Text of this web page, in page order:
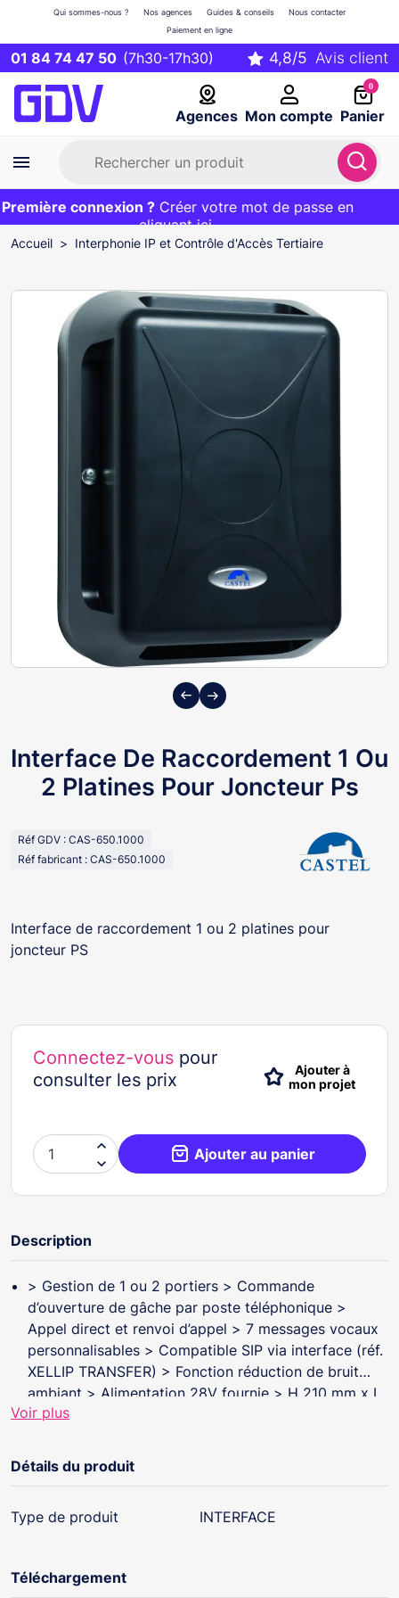
01 84 74 47 50 (7h30-17h30)
Agences Mon compte
Qui sommes-nous ? Nos agences Guides & conseils
Nous contacter
Paiement en ligne
0
Panier
Première commande ?20€ OFFERT sur votre panier
et livraison 24/48h gratuite avec le codeBIENVENUE
connexion ? Créer votre mot de passe en
cliquant ici
EXCLU WEB :
Accueil Interphonie IP et Contrôle d'Accès Tertiaire
Previous
Next
Interface De Raccordement 1 Ou
2 Platines Pour Joncteur Ps
Réf GDV : CAS-650.1000
Réf fabricant : CAS-650.1000
Interface de raccordement 1 ou 2 platines pour
joncteur PS
Connectez-vous pour
consulter les prix
Ajouter à
mon projet

 Ajouter au panier
Description
> Gestion de 1 ou 2 portiers > Commande
d’ouverture de gâche par poste téléphonique >
Appel direct et renvoi d’appel > 7 messages vocaux
personnalisables > Compatible SIP via interface (réf.
XELLIP TRANSFER) > Fonction réduction de bruit
ambiant > Alimentation 28V fournie > H 210 mm x L
160 mm x P 80 mm> Gestion de 1 ou 2 portiers >
téléphonique > Appel direct et renvoi d’appel > 7
messages vocaux personnalisables > Compatible SIP
réduction de bruit ambiant > Alimentation 28V
Voir plus
Détails du produit
Type de produit INTERFACE
Téléchargement